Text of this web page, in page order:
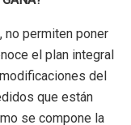
no permiten poner
el plan integral
del
que están
se compone la